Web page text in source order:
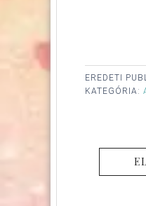
EREDETI
KATEGÓRIA: